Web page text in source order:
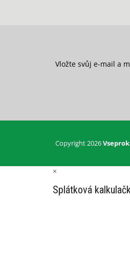
Vložte svůj e-mail a
Copyright 2026
×
Splátková